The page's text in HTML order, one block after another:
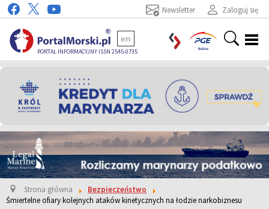
Zaloguj się
Newsletter
PORTAL INFORMACYJNY ISSN 2545-0735
en
Strona główna
Bezpieczeństwo
Śmiertelne ofiary kolejnych ataków kinetycznych na łodzie narkobiznesu